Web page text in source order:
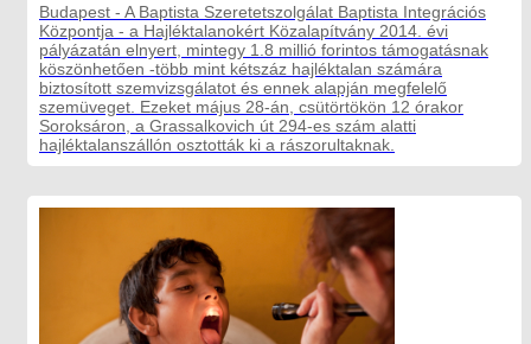
Budapest - A Baptista Szeretetszolgálat Baptista Integrációs
Központja - a Hajléktalanokért Közalapítvány 2014. évi
pályázatán elnyert, mintegy 1.8 millió forintos támogatásnak
köszönhetően -több mint kétszáz hajléktalan számára
biztosított szemvizsgálatot és ennek alapján megfelelő
szemüveget. Ezeket május 28-án, csütörtökön 12 órakor
Soroksáron, a Grassalkovich út 294-es szám alatti
hajléktalanszállón osztották ki a rászorultaknak.